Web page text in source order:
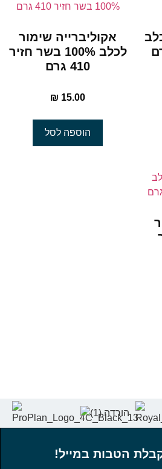
אקוליברייה שימור
לכלב 100% בשר חזיר
410 גרם
₪ 15.00
הוספה לסל
הטבות במייל!